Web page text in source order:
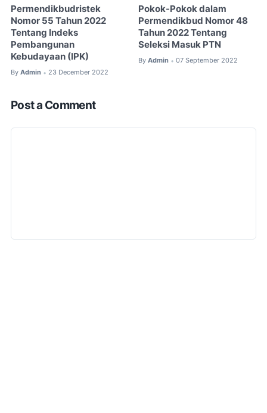
Permendikbudristek
Nomor 55 Tahun 2022
Tentang Indeks
Pembangunan
Kebudayaan (IPK)
By Admin • 23 December 2022
Pokok-Pokok dalam
Permendikbud Nomor 48
Tahun 2022 Tentang
Seleksi Masuk PTN
By Admin • 07 September 2022
Post a Comment